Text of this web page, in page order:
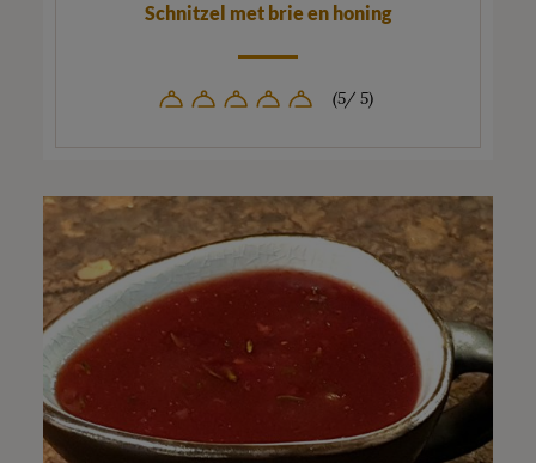
Schnitzel met brie en honing
(5/ 5)